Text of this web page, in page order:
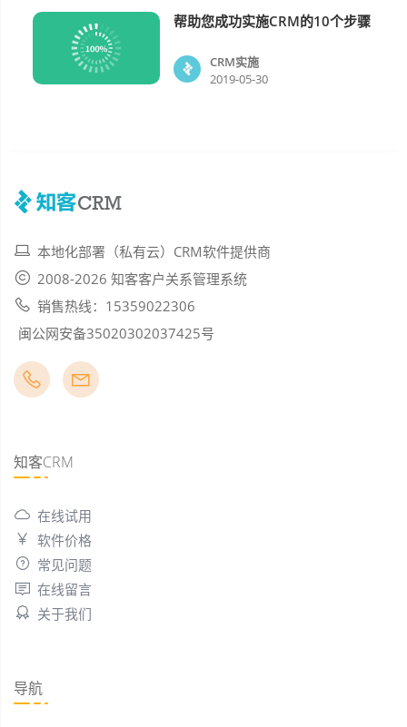
帮助您成功实施CRM的10个步骤
CRM实施
2019-05-30
本地化部署（私有云）CRM软件提供商
2008-2026 知客客户关系管理系统
销售热线：15359022306
闽公网安备35020302037425号
知客CRM
在线试用
软件价格
常见问题
在线留言
关于我们
导航